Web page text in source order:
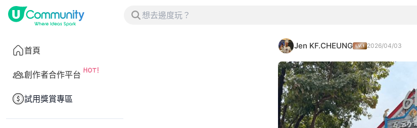
首頁
創作者合作平台
試用獎賞專區
Jen KF.CHEUNG 2026/04/03